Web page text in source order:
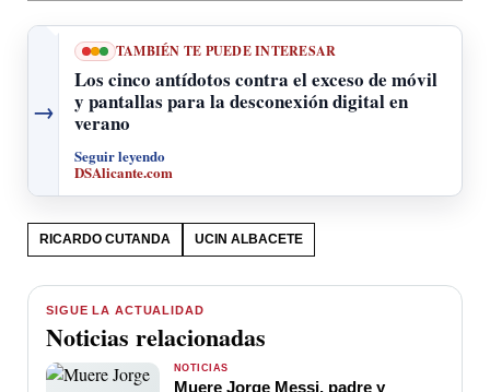
→
TAMBIÉN TE PUEDE INTERESAR
Los cinco antídotos contra el exceso de móvil
y pantallas para la desconexión digital en
verano
Seguir leyendo
DSAlicante.com
RICARDO CUTANDA UCIN ALBACETE
SIGUE LA ACTUALIDAD
Noticias relacionadas
NOTICIAS
Muere Jorge Messi, padre y